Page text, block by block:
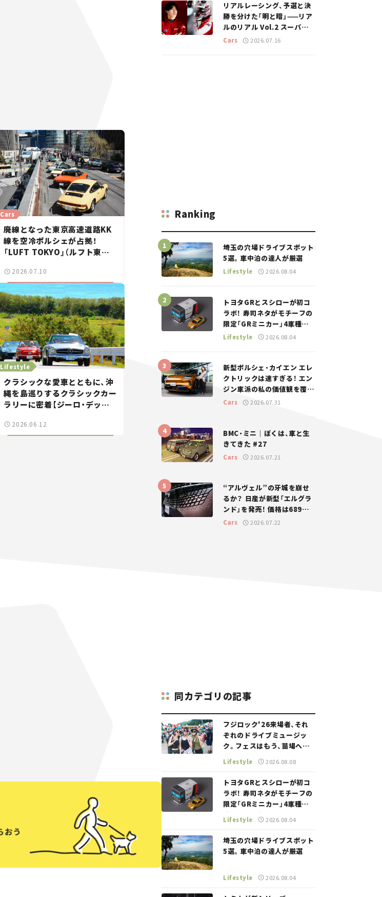
Cars
廃線となった東京高速道路KK
線を空冷ポルシェが占拠！
「LUFT TOKYO」（ルフト東京）
ンの週末カーミーティング通信
#2
2026.07.10
Lifestyle
クラシックな愛車とともに、沖
縄を島巡りするクラシックカー
ラリーに密着【ジーロ・デッリ
OKINAWA 2026】
2026.06.12
リアルレーシング、予選と決
勝を分けた「明と暗」——リア
ルのリアル Vol.2 スーパー
GT 2026開幕戦 岡山国際サ
Cars 2026.07.16
Ranking
埼玉の穴場ドライブスポット
5選。車中泊の達人が厳選
Lifestyle 2026.08.04
トヨタGRとスシローが初コ
ラボ！ 寿司ネタがモチーフの
限定「GRミニカー」4車種が
登場。入手方法は？【クルマ
Lifestyle 2026.08.04
新型ポルシェ・カイエン エレ
クトリックは速すぎる！ エン
ジン車派の私の価値観を覆し
た、新しいポルシェの走り。
Cars 2026.07.31
BMC・ミニ｜ぼくは、車と生
きてきた #27
Cars 2026.07.21
“アルヴェル”の牙城を崩せ
るか？ 日産が新型「エルグラ
ンド」を発売！ 価格は689万
円から【新車ニュース】
Cars 2026.07.22
同カテゴリの記事
フジロック'26来場者、それ
ぞれのドライブミュージッ
ク。フェスはもう、苗場への
道中から始まっていた。
Lifestyle 2026.08.08
トヨタGRとスシローが初コ
ラボ！ 寿司ネタがモチーフの
限定「GRミニカー」4車種が
登場。入手方法は？【クルマ
とホビー】
Lifestyle 2026.08.04
埼玉の穴場ドライブスポット
5選。車中泊の達人が厳選
Lifestyle 2026.08.04